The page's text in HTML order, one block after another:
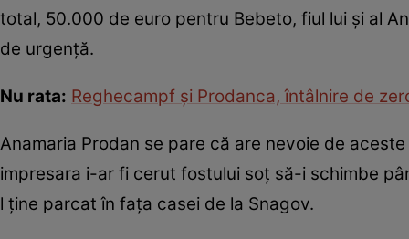
total, 50.000 de euro pentru Bebeto, fiul lui și al
de urgență.
Nu rata: Reghecampf și Prodanca, întâlnire de
Anamaria Prodan se pare că are nevoie de
impresara i-ar fi cerut fostului soț să-i schimbe
l ține parcat în fața casei de la Snagov.